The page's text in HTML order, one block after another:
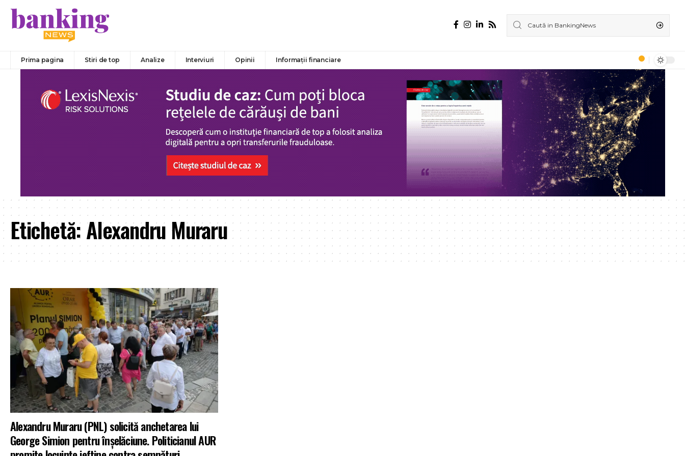
Prima pagina Stiri de top Analize Interviuri Opinii Informații financiare
Etichetă:Alexandru Muraru
Alexandru Muraru (PNL) solicită anchetarea lui
George Simion pentru înşelăciune. Politicianul AUR